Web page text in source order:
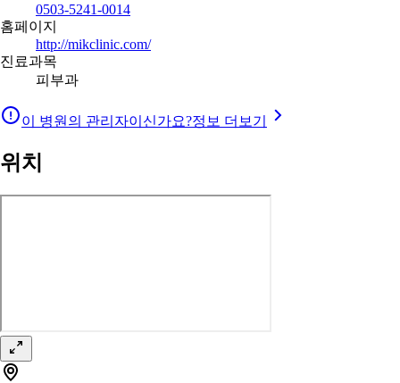
0503-5241-0014
홈페이지
http://mikclinic.com/
진료과목
피부과
이 병원의 관리자이신가요?정보 더보기
위치